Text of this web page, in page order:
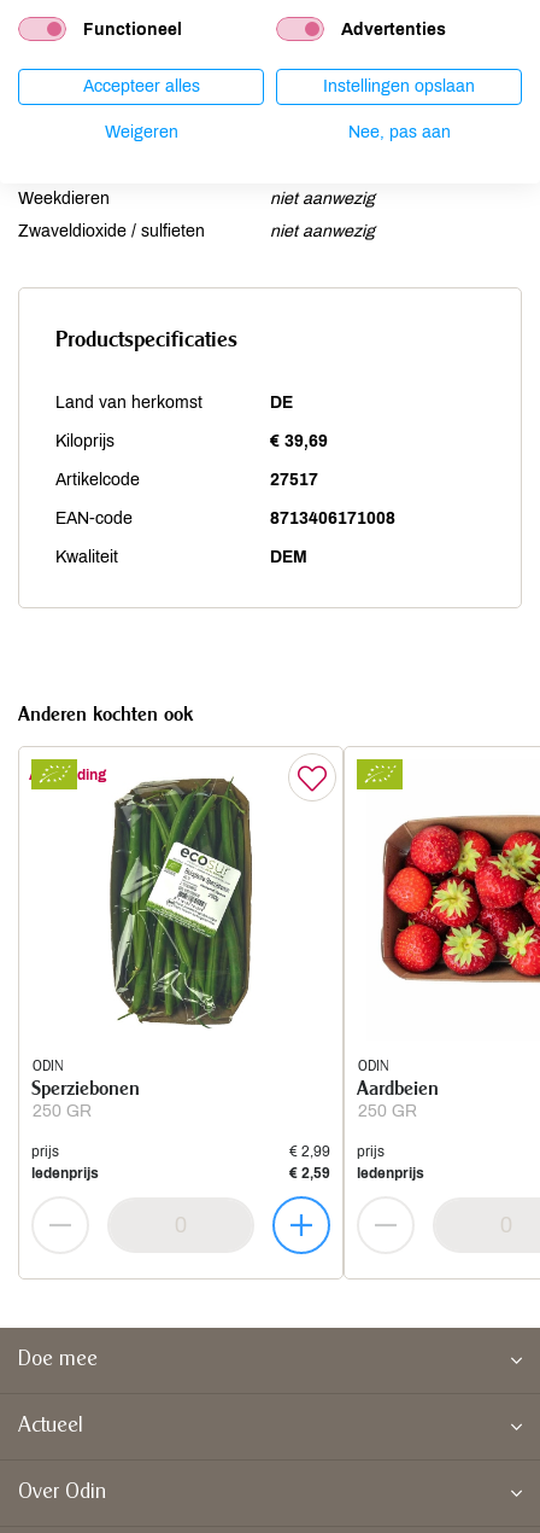
Schaaldieren
niet aanwezig
Selderij
niet aanwezig
Sesam
niet aanwezig
niet aanwezig
Weekdieren
niet aanwezig
Zwaveldioxide / sulfieten
niet aanwezig
Productspecificaties
Land van herkomst DE
Kiloprijs € 39,69
Artikelcode 27517
EAN-code 8713406171008
Kwaliteit DEM
Anderen kochten ook
Aanbieding
ODIN
250 GR
Sperziebonen
prijs
€ 2,99
ledenprijs
€ 2,59
ODIN
250 GR
Aardbeien
prijs
ledenprijs
Doe mee
Actueel
Over Odin
Functioneel Advertenties
Accepteer alles Instellingen opslaan
Weigeren Nee, pas aan